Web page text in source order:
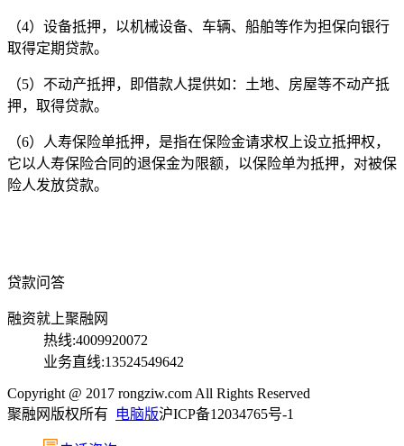
（4）设备抵押，以机械设备、车辆、船舶等作为担保向银行
取得定期贷款。
（5）不动产抵押，即借款人提供如：土地、房屋等不动产抵
押，取得贷款。
（6）人寿保险单抵押，是指在保险金请求权上设立抵押权，
它以人寿保险合同的退保金为限额，以保险单为抵押，对被保
险人发放贷款。
贷款问答
融资就上聚融网
热线:4009920072
业务直线:13524549642
Copyright @ 2017 rongziw.com All Rights Reserved
聚融网版权所有
电脑版沪ICP备12034765号-1